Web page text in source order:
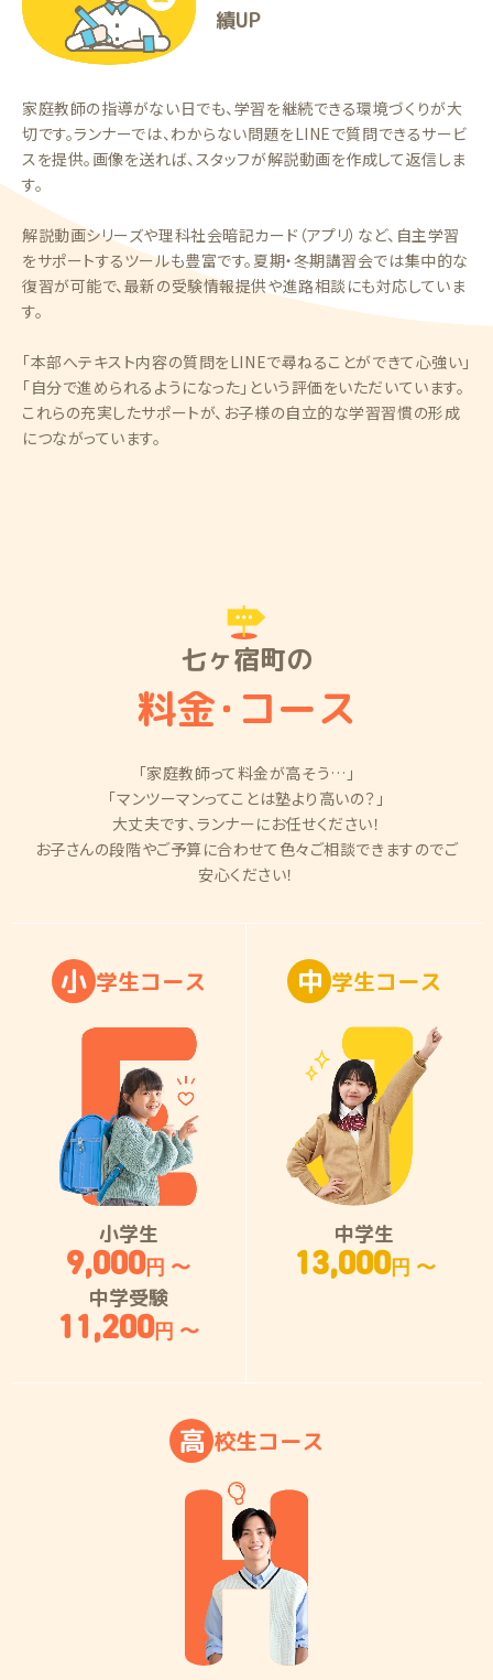
績UP
家庭教師の指導がない日でも、学習を継続できる環境づくりが大
切です。ランナーでは、わからない問題をLINEで質問できるサービ
スを提供。画像を送れば、スタッフが解説動画を作成して返信しま
す。
解説動画シリーズや理科社会暗記カード（アプリ）など、自主学習
をサポートするツールも豊富です。夏期・冬期講習会では集中的な
復習が可能で、最新の受験情報提供や進路相談にも対応していま
す。
「本部へテキスト内容の質問をLINEで尋ねることができて心強い」
「自分で進められるようになった」という評価をいただいています。
これらの充実したサポートが、お子様の自立的な学習習慣の形成
につながっています。
七ヶ宿町の
料金・コース
「家庭教師って料金が高そう…」
「マンツーマンってことは塾より高いの？」
大丈夫です、ランナーにお任せください！
お子さんの段階やご予算に合わせて色々ご相談できますのでご
安心ください！
小 学生コース
小学生
9,000円 〜
中学受験
11,200円 〜
中 学生コース
中学生
13,000円 〜
高 校生コース